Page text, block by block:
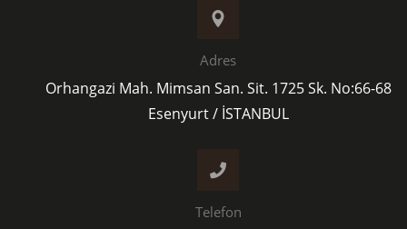
Adres
Orhangazi Mah. Mimsan San. Sit. 1725 Sk. No:66-68
Esenyurt / İSTANBUL
Telefon